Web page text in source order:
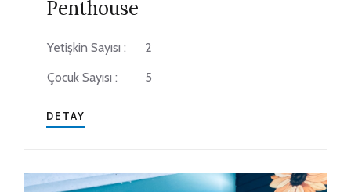
Penthouse
Yetişkin Sayısı :
2
Çocuk Sayısı :
5
DETAY